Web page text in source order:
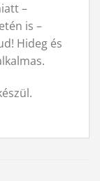
–
is –
Hideg és